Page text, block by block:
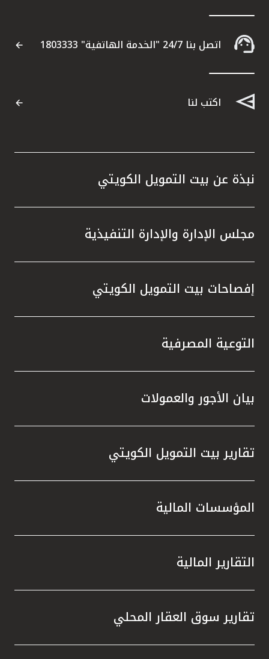
اتصل بنا 24/7 "الخدمة الهاتفية" 1803333
اكتب لنا
نبذة عن بيت التمويل الكويتي
مجلس الإدارة والإدارة التنفيذية
إفصاحات بيت التمويل الكويتي
التوعية المصرفية
بيان الأجور والعمولات
تقارير بيت التمويل الكويتي
المؤسسات المالية
التقارير المالية
تقارير سوق العقار المحلي